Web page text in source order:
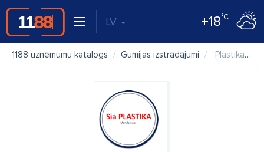
LV +18°C
1188 uzņēmumu katalogs Gumijas izstrādājumi "Plastika" SIA